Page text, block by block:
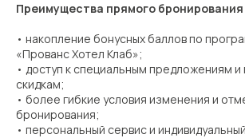
Преимущества прямого бронирования
• накопление бонусных баллов по
«Прованс Хотел Клаб»;
• доступ к специальным предложениям
скидкам;
• более гибкие условия изменения и
бронирования;
• персональный сервис и